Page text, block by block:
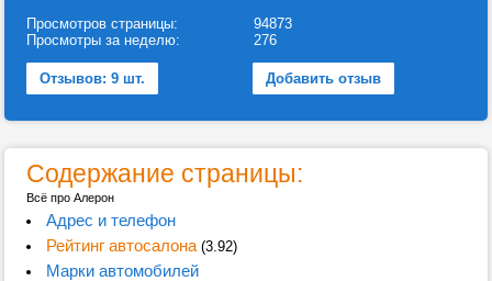
Просмотров страницы:
Просмотры за неделю:
94873
276
Отзывов: 9 шт. Добавить отзыв
Содержание страницы:
Всё про Алерон
Адрес и телефон
Рейтинг автосалона(3.92)
Марки автомобилей